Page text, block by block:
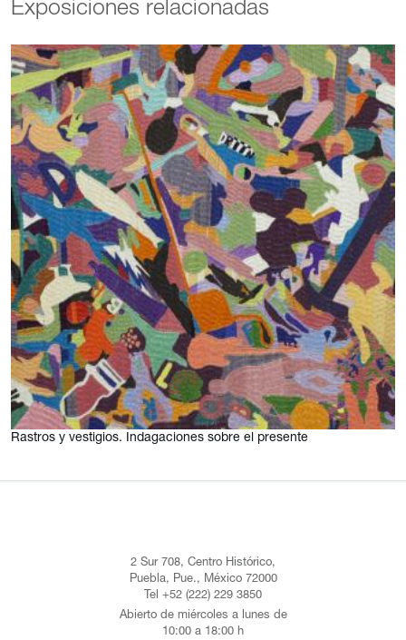
Exposiciones relacionadas
Rastros y vestigios. Indagaciones sobre el presente
2 Sur 708, Centro Histórico,
Puebla, Pue., México 72000
Tel +52 (222) 229 3850
Abierto de miércoles a lunes de
10:00 a 18:00 h